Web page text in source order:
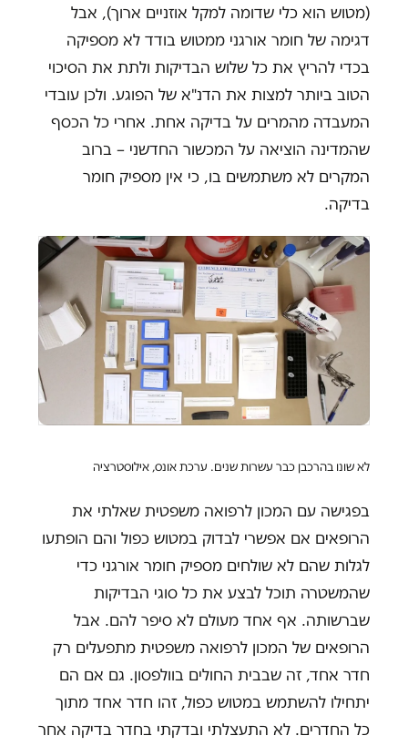
(מטוש הוא כלי שדומה למקל אוזניים ארוך), אבל
דגימה של חומר אורגני ממטוש בודד לא מספיקה
בכדי להריץ את כל שלוש הבדיקות ולתת את הסיכוי
הטוב ביותר למצות את הדנ"א של הפוגע. ולכן עובדי
המעבדה מהמרים על בדיקה אחת. אחרי כל הכסף
שהמדינה הוציאה על המכשור החדשני – ברוב
המקרים לא משתמשים בו, כי אין מספיק חומר
בדיקה.
לא שונו בהרכבן כבר עשרות שנים. ערכת אונס, אילוסטרציה
בפגישה עם המכון לרפואה משפטית שאלתי את
הרופאים אם אפשרי לבדוק במטוש כפול והם הופתעו
לגלות שהם לא שולחים מספיק חומר אורגני כדי
שהמשטרה תוכל לבצע את כל סוגי הבדיקות
שברשותה. אף אחד מעולם לא סיפר להם. אבל
הרופאים של המכון לרפואה משפטית מתפעלים רק
חדר אחד, זה שבבית החולים בוולפסון. גם אם הם
יתחילו להשתמש במטוש כפול, זהו חדר אחד מתוך
כל החדרים. לא התעצלתי ובדקתי בחדר בדיקה אחר